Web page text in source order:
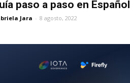
paso a paso en Español
Jara - 8 agosto, 2022